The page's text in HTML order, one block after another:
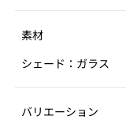
素材
シェード：ガラス
バリエーション